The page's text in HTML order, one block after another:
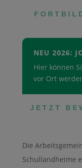
NEU 2026:
Hier können
vor Ort
JETZT
Die
Schullandheime